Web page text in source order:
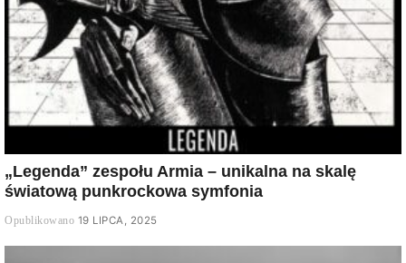
„Legenda” zespołu Armia – unikalna na skalę
światową punkrockowa symfonia
19 LIPCA, 2025